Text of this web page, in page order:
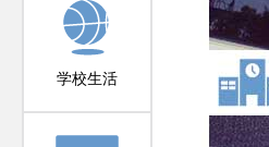
学校生活